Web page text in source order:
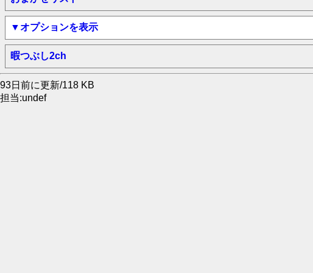
▼オプションを表示
暇つぶし2ch
93日前に更新/118 KB
担当:undef